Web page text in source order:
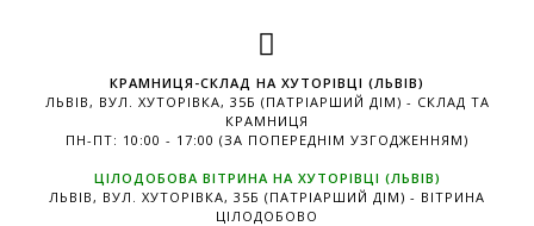
КРАМНИЦЯ-СКЛАД НА ХУТОРІВЦІ (ЛЬВІВ)
ЛЬВІВ, ВУЛ. ХУТОРІВКА, 35Б (ПАТРІАРШИЙ ДІМ) - СКЛАД ТА
КРАМНИЦЯ
ПН-ПТ: 10:00 - 17:00 (ЗА ПОПЕРЕДНІМ УЗГОДЖЕННЯМ)
ЦІЛОДОБОВА ВІТРИНА НА ХУТОРІВЦІ (ЛЬВІВ)
ЛЬВІВ, ВУЛ. ХУТОРІВКА, 35Б (ПАТРІАРШИЙ ДІМ) - ВІТРИНА
ЦІЛОДОБОВО